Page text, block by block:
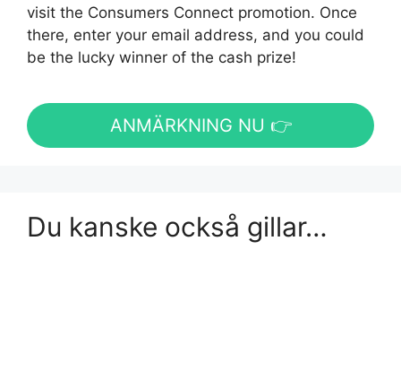
visit the Consumers Connect promotion. Once
there, enter your email address, and you could
be the lucky winner of the cash prize!
ANMÄRKNING NU 👉
Du kanske också gillar…